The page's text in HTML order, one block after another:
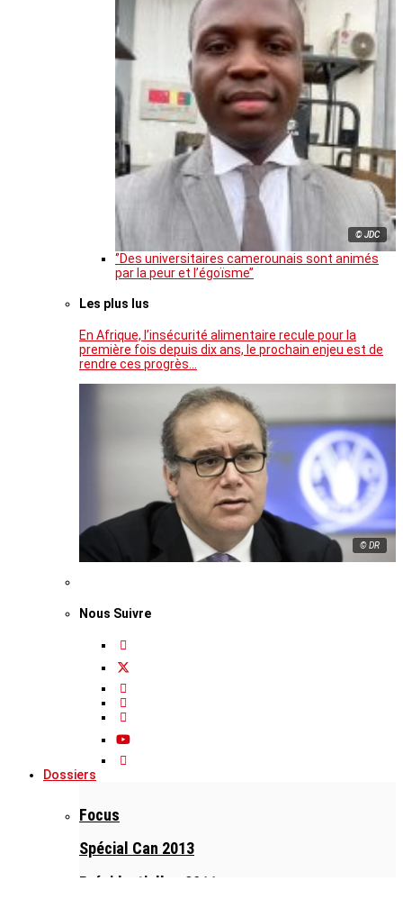
© JDC
‘’Des universitaires camerounais sont animés
par la peur et l’égoïsme’’
Les plus lus
En Afrique, l’insécurité alimentaire recule pour la
première fois depuis dix ans, le prochain enjeu est de
rendre ces progrès…
© DR
Nous Suivre
Dossiers
Focus
Spécial Can 2013
Présidentielles 2011